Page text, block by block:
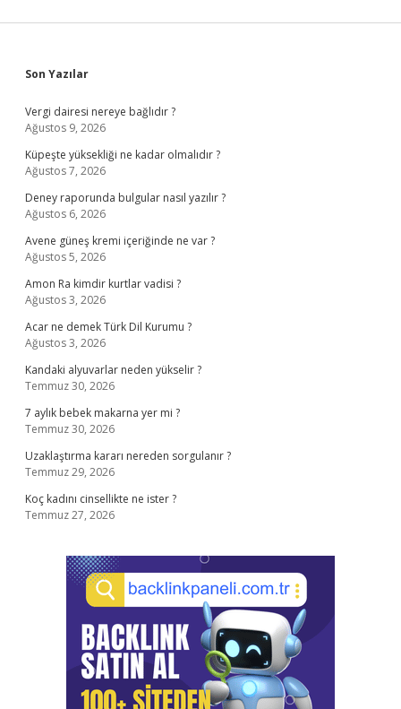
Sidebar
Son Yazılar
Vergi dairesi nereye bağlıdır ?
Ağustos 9, 2026
Küpeşte yüksekliği ne kadar olmalıdır ?
Ağustos 7, 2026
Deney raporunda bulgular nasıl yazılır ?
Ağustos 6, 2026
Avene güneş kremi içeriğinde ne var ?
Ağustos 5, 2026
Amon Ra kimdir kurtlar vadisi ?
Ağustos 3, 2026
Acar ne demek Türk Dil Kurumu ?
Ağustos 3, 2026
Kandaki alyuvarlar neden yükselir ?
Temmuz 30, 2026
7 aylık bebek makarna yer mi ?
Temmuz 30, 2026
Uzaklaştırma kararı nereden sorgulanır ?
Temmuz 29, 2026
Koç kadını cinsellikte ne ister ?
Temmuz 27, 2026